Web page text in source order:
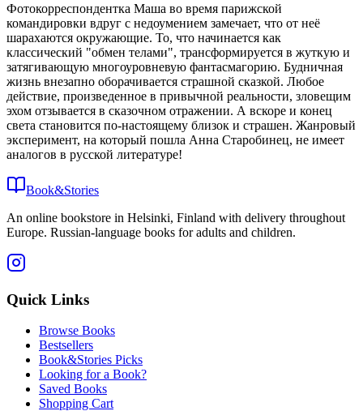
Фотокорреспондентка Маша во время парижской
командировки вдруг с недоумением замечает, что от неё
шарахаются окружающие. То, что начинается как
классический "обмен телами", трансформируется в жуткую и
затягивающую многоуровневую фантасмагорию. Будничная
жизнь внезапно оборачивается страшной сказкой. Любое
действие, произведенное в привычной реальности, зловещим
эхом отзывается в сказочном отражении. А вскоре и конец
света становится по-настоящему близок и страшен. Жанровый
эксперимент, на который пошла Анна Старобинец, не имеет
аналогов в русской литературе!
Book&Stories
An online bookstore in Helsinki, Finland with delivery throughout
Europe. Russian-language books for adults and children.
Quick Links
Browse Books
Bestsellers
Book&Stories Picks
Looking for a Book?
Saved Books
Shopping Cart